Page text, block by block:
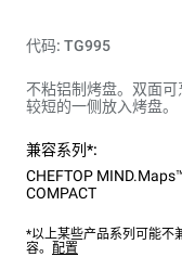
代码: TG995
不粘铝制烤盘。双面
较短的一侧放入烤盘。
兼容系列*:
CHEFTOP
COMPACT
*以上某些产品系列可能不
容。 配置